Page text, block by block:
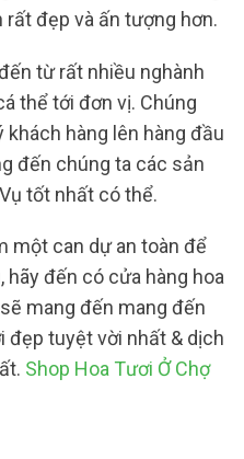
đẹp và ấn tượng hơn.
từ rất nhiều nghành
thể tới đơn vị. Chúng
hàng lên hàng đầu
đến chúng ta các sản
tốt nhất có thể.
một can dự an toàn để
hãy đến có cửa hàng hoa
mang đến mang đến
đẹp tuyệt vời nhất & dịch
Shop Hoa Tươi Ở Chợ